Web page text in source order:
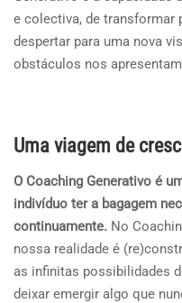
e colectiva, de transformar
despertar para uma nova
obstáculos nos
Uma viagem de
O Coaching Generativo é
indivíduo ter a bagagem
continuamente. No
nossa realidade é
as infinitas possibilidades
deixar emergir algo que